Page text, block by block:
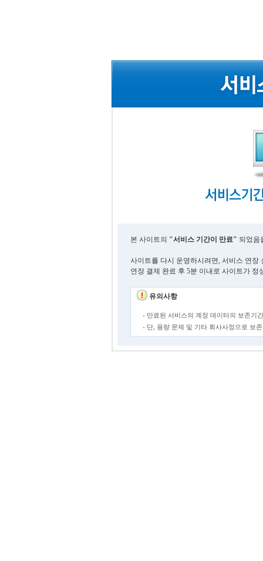
본 사이트의 "서비스 기간이 만료" 되었음
사이트를 다시 운영하시려면, 서비스 연장
연장 결제 완료 후 5분 이내로 사이트가 정
유의사항
- 만료된 서비스의 계정 데이터의 보존기
- 단, 용량 문제 및 기타 회사사정으로 보